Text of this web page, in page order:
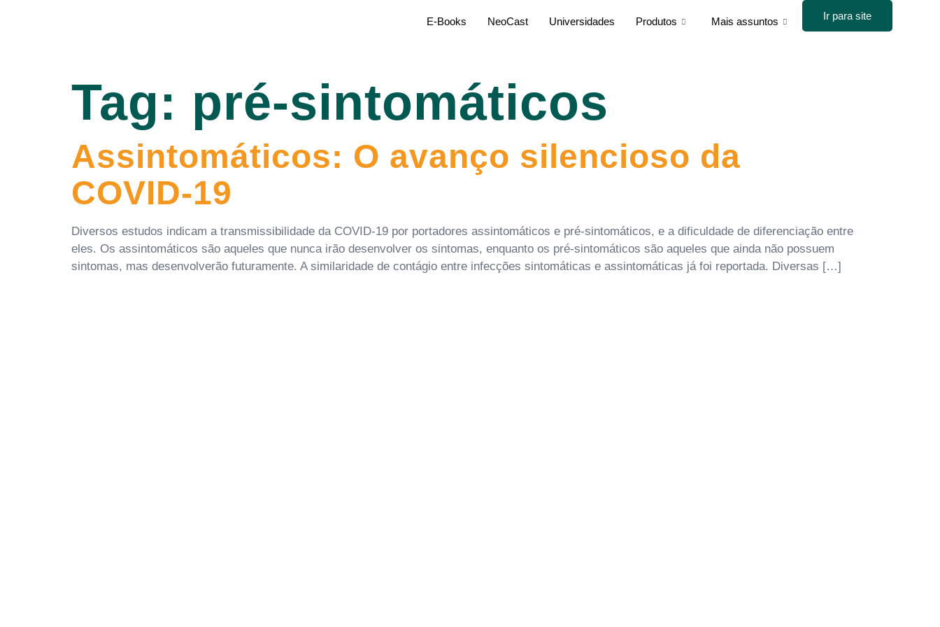
Ir para site
E-Books NeoCast Universidades Produtos Mais assuntos
Tag: pré-sintomáticos
Assintomáticos: O avanço silencioso da
COVID-19
Diversos estudos indicam a transmissibilidade da COVID-19 por portadores assintomáticos e pré-sintomáticos, e a dificuldade de diferenciação entre
eles. Os assintomáticos são aqueles que nunca irão desenvolver os sintomas, enquanto os pré-sintomáticos são aqueles que ainda não possuem
sintomas, mas desenvolverão futuramente. A similaridade de contágio entre infecções sintomáticas e assintomáticas já foi reportada. Diversas […]